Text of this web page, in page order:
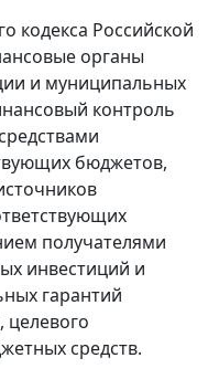
кодекса Российской
органы
и муниципальных
контроль
бюджетов,
получателями
инвестиций и
гарантий
целевого
средств.